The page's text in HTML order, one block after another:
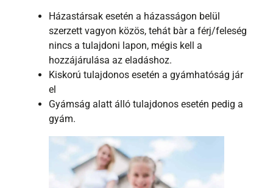
Házastársak esetén a házasságon belül
szerzett vagyon közös, tehát bàr a férj/feleség
nincs a tulajdoni lapon, mégis kell a
hozzájárulása az eladáshoz.
Kiskorú tulajdonos esetén a gyámhatóság jár
el
Gyámság alatt álló tulajdonos esetén pedig a
gyám.